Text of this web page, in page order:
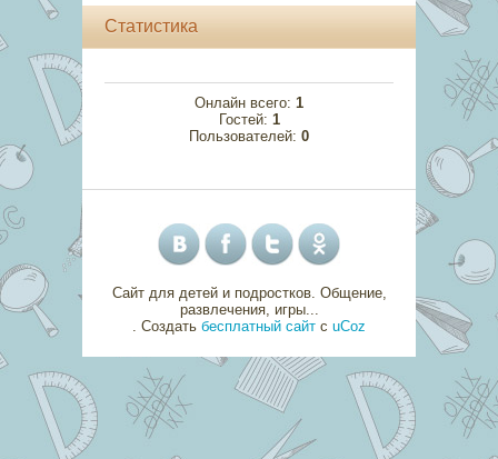
Статистика
Онлайн всего: 1
Гостей: 1
Пользователей: 0
Сайт для детей и подростков. Общение,
развлечения, игры...
. Создать бесплатный сайт с uCoz